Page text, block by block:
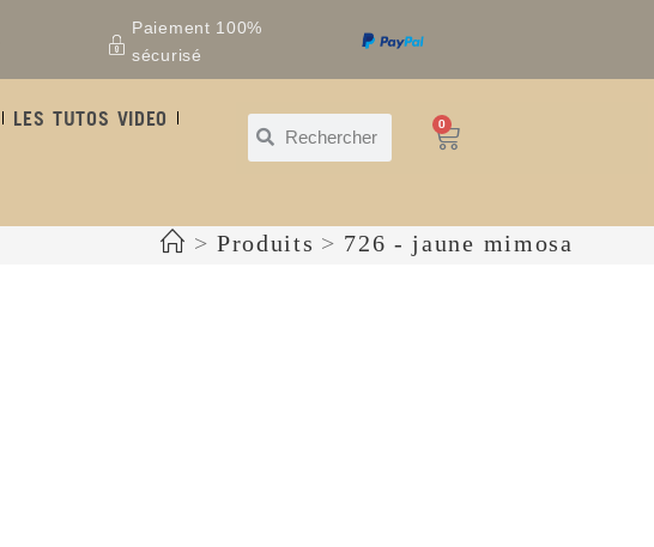
Paiement 100%
sécurisé
LES TUTOS VIDEO
0
> Produits > 726 - jaune mimosa